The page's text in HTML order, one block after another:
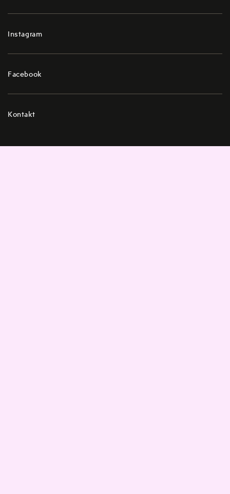
Instagram
Facebook
Kontakt